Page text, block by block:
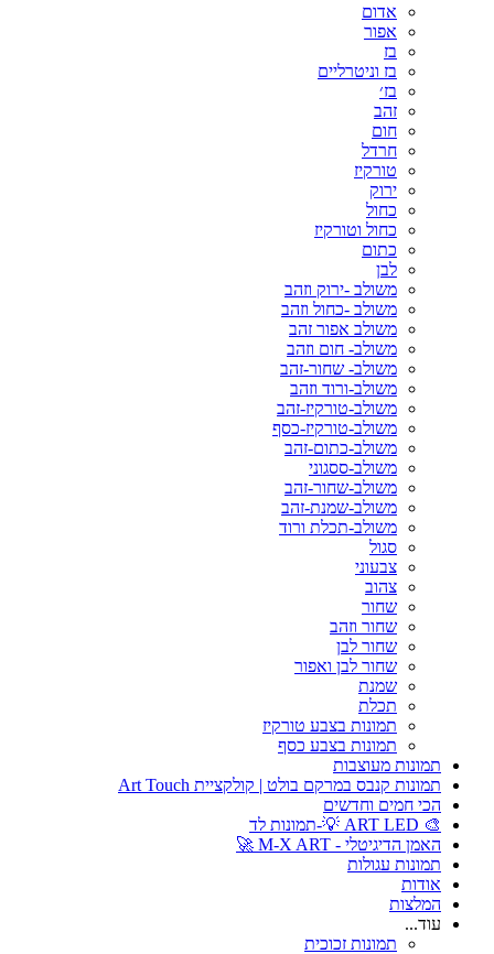
אדום
אפור
בז
בז וניטרליים
בז׳
זהב
חום
חרדל
טורקיז
ירוק
כחול
כחול וטורקיז
כתום
לבן
משולב -ירוק וזהב
משולב -כחול וזהב
משולב אפור זהב
משולב- חום וזהב
משולב- שחור-זהב
משולב-ורוד וזהב
משולב-טורקיז-זהב
משולב-טורקיז-כסף
משולב-כתום-זהב
משולב-ססגוני
משולב-שחור-זהב
משולב-שמנת-זהב
משולב-תכלת ורוד
סגול
צבעוני
צהוב
שחור
שחור וזהב
שחור לבן
שחור לבן ואפור
שמנת
תכלת
תמונות בצבע טורקיז
תמונות בצבע כסף
תמונות מעוצבות
תמונות קנבס במרקם בולט | קולקציית Art Touch
הכי חמים וחדשים
🎨 ART LED 💡-תמונות לד
האמן הדיגיטלי - M-X ART 🚀
תמונות עגולות
אודות
המלצות
עוד...
תמונות זכוכית